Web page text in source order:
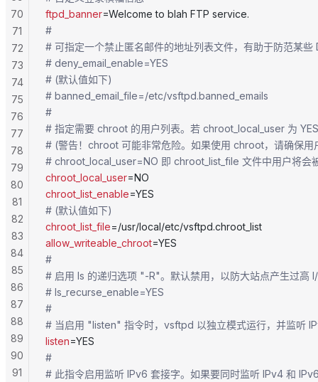
ftpd_banner=Welcome to blah FTP service.
#
# 可指定一个禁止匿名邮件的地址列表文件，有助于防范某些
# deny_email_enable=YES
# (默认值如下)
# banned_email_file=/etc/vsftpd.banned_emails
#
# 指定需要 chroot 的用户列表。若 chroot_local_user 为
# (警告！chroot 可能非常危险。如果使用 chroot，请确保
# chroot_local_user=NO 即 chroot_list_file 文件中用户将会
chroot_local_user=NO
chroot_list_enable=YES
# (默认值如下)
chroot_list_file=/usr/local/etc/vsftpd.chroot_list
allow_writeable_chroot=YES
#
# 启用 ls 的递归选项 "-R"。默认禁用，以防大站点产生过高
# ls_recurse_enable=YES
#
# 当启用 "listen" 指令时，vsftpd 以独立模式运行，并监听
listen=YES
#
# 此指令启用监听 IPv6 套接字。如果要同时监听 IPv4 和
70
71
72
73
74
75
76
77
78
79
80
81
82
83
84
85
86
87
88
89
90
91